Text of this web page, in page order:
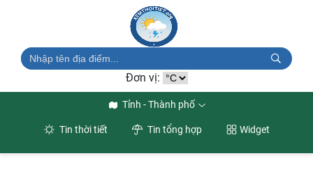
Đơn vị:
Tỉnh - Thành phố
Tin thời tiết Tin tổng hợp Widget